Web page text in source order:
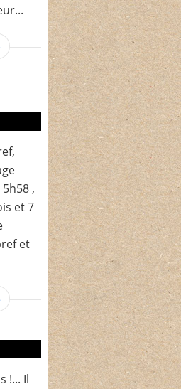
,
et 7
et
!... Il